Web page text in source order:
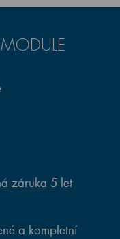
záruka 5 let
a kompletní